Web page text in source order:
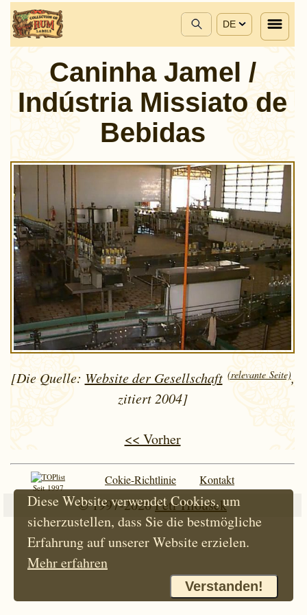
DE
Caninha Jamel /
Indústria Missiato de
Bebidas
[Die Quelle: Website der Gesellschaft (relevante Seite),
zitiert 2004]
<< Vorher
Seit 1997
Cokie-Richtlinie Kontakt
© 1997-2026Petr Hloušek
Diese Website verwendet Cookies, um
sicherzustellen, dass Sie die bestmögliche
Erfahrung auf unserer Website erzielen.
Mehr erfahren
Verstanden!